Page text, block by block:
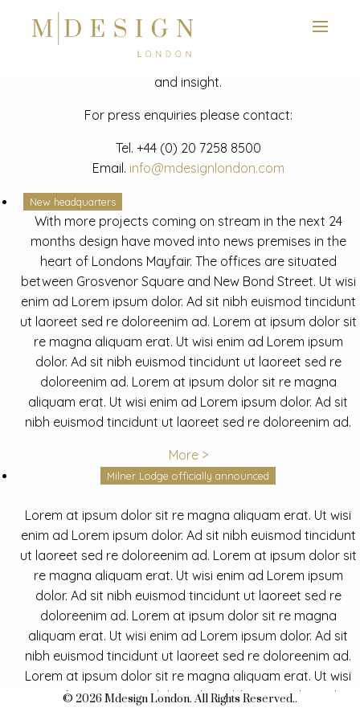
News
Latest mdesign development project and advisory news
and insight.
For press enquiries please contact:
Tel. +44 (0) 20 7258 8500
Email. info@mdesignlondon.com
New headquarters
With more projects coming on stream in the next 24
months design have moved into news premises in the
heart of Londons Mayfair. The offices are situated
between Grosvenor Square and New Bond Street. Ut wisi
enim ad Lorem ipsum dolor. Ad sit nibh euismod tincidunt
ut laoreet sed re doloreenim ad. Lorem at ipsum dolor sit
re magna aliquam erat. Ut wisi enim ad Lorem ipsum
dolor. Ad sit nibh euismod tincidunt ut laoreet sed re
doloreenim ad. Lorem at ipsum dolor sit re magna
aliquam erat. Ut wisi enim ad Lorem ipsum dolor. Ad sit
nibh euismod tincidunt ut laoreet sed re doloreenim ad.
More >
Milner Lodge officially announced
Lorem at ipsum dolor sit re magna aliquam erat. Ut wisi
enim ad Lorem ipsum dolor. Ad sit nibh euismod tincidunt
ut laoreet sed re doloreenim ad. Lorem at ipsum dolor sit
re magna aliquam erat. Ut wisi enim ad Lorem ipsum
dolor. Ad sit nibh euismod tincidunt ut laoreet sed re
doloreenim ad. Lorem at ipsum dolor sit re magna
aliquam erat. Ut wisi enim ad Lorem ipsum dolor. Ad sit
nibh euismod tincidunt ut laoreet sed re doloreenim ad.
Lorem at ipsum dolor sit re magna aliquam erat. Ut wisi
enim ad Lorem ipsum dolor. Ad sit nibh euismod tincidunt
© 2026 Mdesign London. All Rights Reserved..